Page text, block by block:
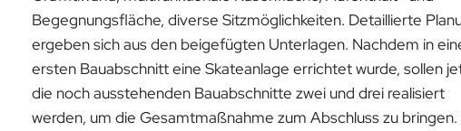
Begegnungsfläche, diverse Sitzmöglichkeiten. Detaillierte
ergeben sich aus den beigefügten Unterlagen. Nachdem in
ersten Bauabschnitt eine Skateanlage errichtet wurde, sollen
die noch ausstehenden Bauabschnitte zwei und drei realisiert
werden, um die Gesamtmaßnahme zum Abschluss zu bringen.